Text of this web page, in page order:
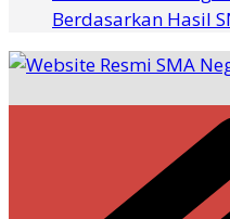
Berdasarkan Hasil